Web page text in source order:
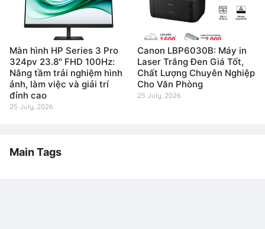
Màn hình HP Series 3 Pro
324pv 23.8" FHD 100Hz:
Nâng tầm trải nghiệm hình
ảnh, làm việc và giải trí
đỉnh cao
25 July, 2026
Canon LBP6030B: Máy in
Laser Trắng Đen Giá Tốt,
Chất Lượng Chuyên Nghiệp
Cho Văn Phòng
25 July, 2026
Main Tags